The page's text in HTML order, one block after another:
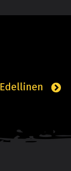
Edellinen